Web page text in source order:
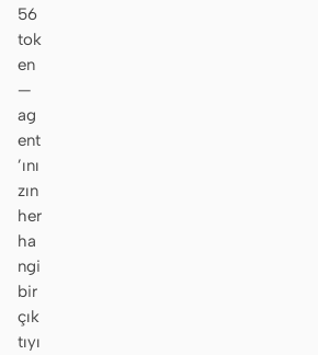
56
tok
en
—
ag
ent
’ını
zın
her
ha
ngi
bir
çık
tıyı